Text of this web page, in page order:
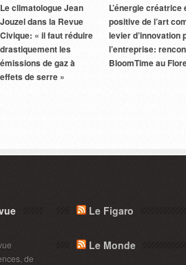
Le climatologue Jean
Jouzel dans la Revue
Civique: « il faut réduire
drastiquement les
émissions de gaz à
effets de serre »
L’énergie créatrice
positive de l’art
levier d’innovation
l’entreprise:
BloomTime au
de
Le Figaro
Le Monde